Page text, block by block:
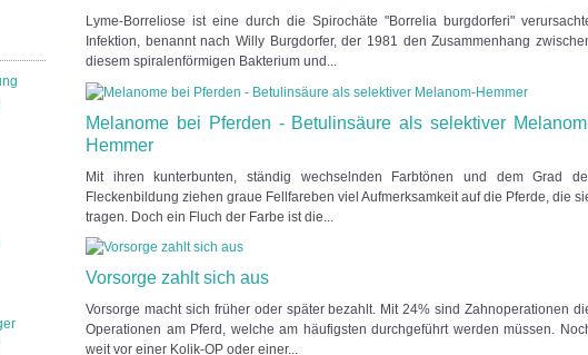
Lyme-Borreliose ist eine durch die Spirochäte "Borrelia burgdorferi"
Infektion, benannt nach Willy Burgdorfer, der 1981 den Zusammenhang
diesem spiralenförmigen Bakterium und...
Melanome bei Pferden - Betulinsäure als selektiver
Hemmer
Mit ihren kunterbunten, ständig wechselnden Farbtönen und dem Grad
Fleckenbildung ziehen graue Fellfareben viel Aufmerksamkeit auf die Pferde, die
tragen. Doch ein Fluch der Farbe ist die...
Vorsorge zahlt sich aus
Vorsorge macht sich früher oder später bezahlt. Mit 24% sind Zahnoperationen
Operationen am Pferd, welche am häufigsten durchgeführt werden müssen.
weit vor einer Kolik-OP oder einer...